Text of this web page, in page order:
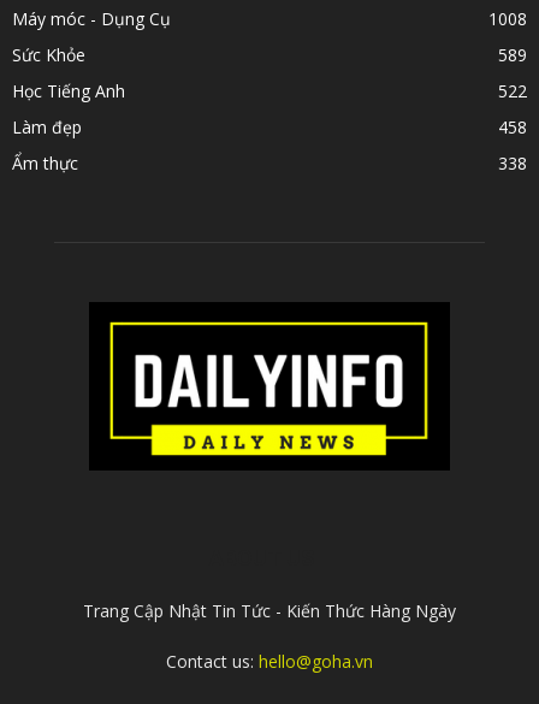
Máy móc - Dụng Cụ
1008
Sức Khỏe
589
Học Tiếng Anh
522
Làm đẹp
458
Ẩm thực
338
Trang Cập Nhật Tin Tức - Kiến Thức Hàng Ngày
Contact us: hello@goha.vn